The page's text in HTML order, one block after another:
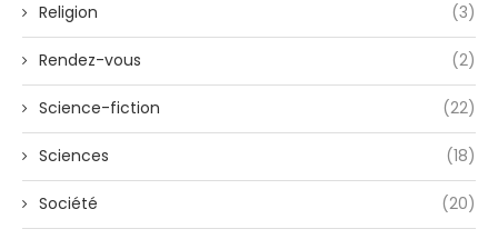
Religion (3)
Rendez-vous (2)
Science-fiction (22)
Sciences (18)
Société (20)